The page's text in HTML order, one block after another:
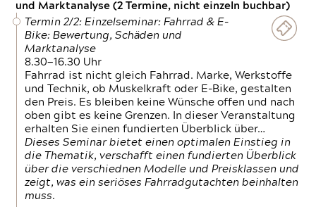
und Marktanalyse (2 Termine, nicht einzeln buchbar)
Termin 2/2: Einzelseminar: Fahrrad & E-
Bike: Bewertung, Schäden und
Marktanalyse
8.30—16.30 Uhr
Fahrrad ist nicht gleich Fahrrad. Marke, Werkstoffe
und Technik, ob Muskelkraft oder E-Bike, gestalten
den Preis. Es bleiben keine Wünsche offen und nach
oben gibt es keine Grenzen. In dieser Veranstaltung
erhalten Sie einen fundierten Überblick über…
Dieses Seminar bietet einen optimalen Einstieg in
die Thematik, verschafft einen fundierten Überblick
über die verschiednen Modelle und Preisklassen und
zeigt, was ein seriöses Fahrradgutachten beinhalten
muss.